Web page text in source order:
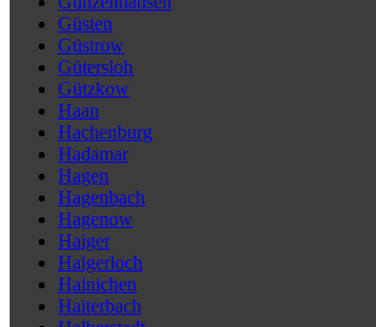
Güsten
Güstrow
Gütersloh
Gützkow
Haan
Hachenburg
Hadamar
Hagen
Hagenbach
Hagenow
Haiger
Haigerloch
Hainichen
Haiterbach